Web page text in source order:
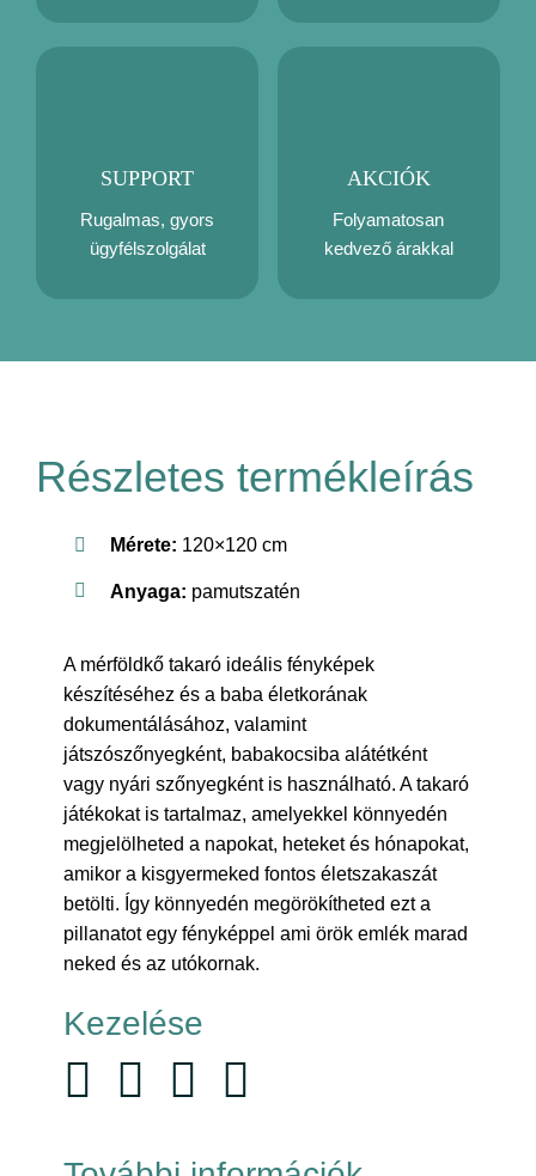
SUPPORT
Rugalmas, gyors
ügyfélszolgálat
AKCIÓK
Folyamatosan
kedvező árakkal
Részletes termékleírás
Mérete: 120×120 cm
Anyaga: pamutszatén
A mérföldkő takaró ideális fényképek
készítéséhez és a baba életkorának
dokumentálásához, valamint
játszószőnyegként, babakocsiba alátétként
vagy nyári szőnyegként is használható. A takaró
játékokat is tartalmaz, amelyekkel könnyedén
megjelölheted a napokat, heteket és hónapokat,
amikor a kisgyermeked fontos életszakaszát
betölti. Így könnyedén megörökítheted ezt a
pillanatot egy fényképpel ami örök emlék marad
neked és az utókornak.
Kezelése